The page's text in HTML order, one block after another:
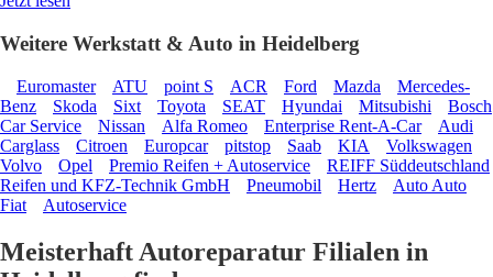
Weitere Werkstatt & Auto in Heidelberg
Euromaster ATU point S ACR Ford Mazda
Mercedes-
Benz
Skoda Sixt Toyota SEAT Hyundai Mitsubishi
Bosch
Car Service
Nissan Alfa Romeo Enterprise Rent-A-Car
Audi
Carglass
Citroen Europcar pitstop Saab KIA
Volkswagen
Volvo
Opel Premio Reifen + Autoservice
REIFF Süddeutschland
Reifen und KFZ-Technik GmbH
Pneumobil Hertz
Auto Auto
Fiat
Autoservice
Meisterhaft Autoreparatur Filialen in